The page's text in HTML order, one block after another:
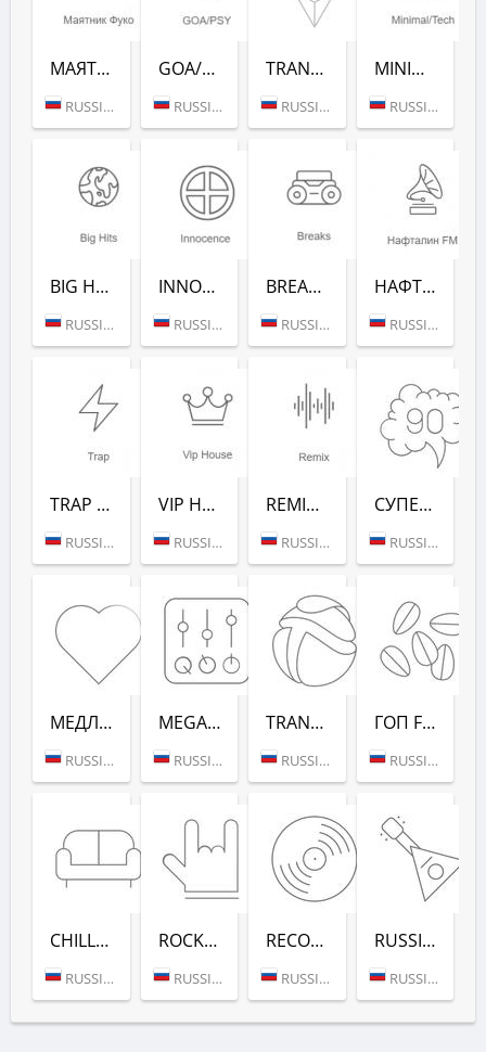
МАЯТНИК ФУКО (РАДИО РЕКОРД)
RUSSIA (MOSCOW)
GOA/PSY (РАДИО РЕКОРД)
RUSSIA (MOSCOW)
TRANCE CLASSICS (РАДИО РЕКОРД)
RUSSIA (MOSCOW)
MINIMAL/TECH (РАДИО РЕКОРД)
RUSSIA (MOSCOW)
BIG HITS (РАДИО РЕКОРД)
RUSSIA (MOSCOW)
INNOCENCE (РАДИО РЕКОРД)
RUSSIA (MOSCOW)
BREAKS (РАДИО РЕКОРД)
RUSSIA (MOSCOW)
НАФТАЛИН FM (РАДИО РЕКОРД)
RUSSIA (MOSCOW)
TRAP (РАДИО РЕКОРД)
RUSSIA (MOSCOW)
VIP HOUSE (РАДИО РЕКОРД)
RUSSIA (MOSCOW)
REMIX (РАДИО РЕКОРД)
RUSSIA (MOSCOW)
СУПЕРДИСКОТЕКА 90-Х (РАДИО РЕКОРД)
RUSSIA (MOSCOW)
МЕДЛЯК FM (РАДИО РЕКОРД)
RUSSIA (MOSCOW)
MEGAMIX (РАДИО РЕКОРД)
RUSSIA (MOSCOW)
TRANCEMISSION (РАДИО РЕКОРД)
RUSSIA (MOSCOW)
ГОП FM (РАДИО РЕКОРД)
RUSSIA (MOSCOW)
CHILL-OUT (РАДИО РЕКОРД)
RUSSIA (MOSCOW)
ROCK (РАДИО РЕКОРД)
RUSSIA (MOSCOW)
RECORD DEEP (РАДИО РЕКОРД)
RUSSIA (MOSCOW)
RUSSIAN MIX (РАДИО РЕКОРД)
RUSSIA (MOSCOW)